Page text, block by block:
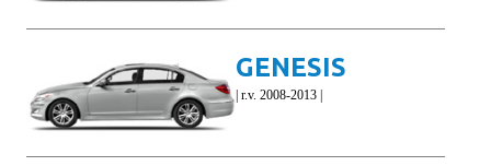
GENESIS
| r.v. 2008-2013 |